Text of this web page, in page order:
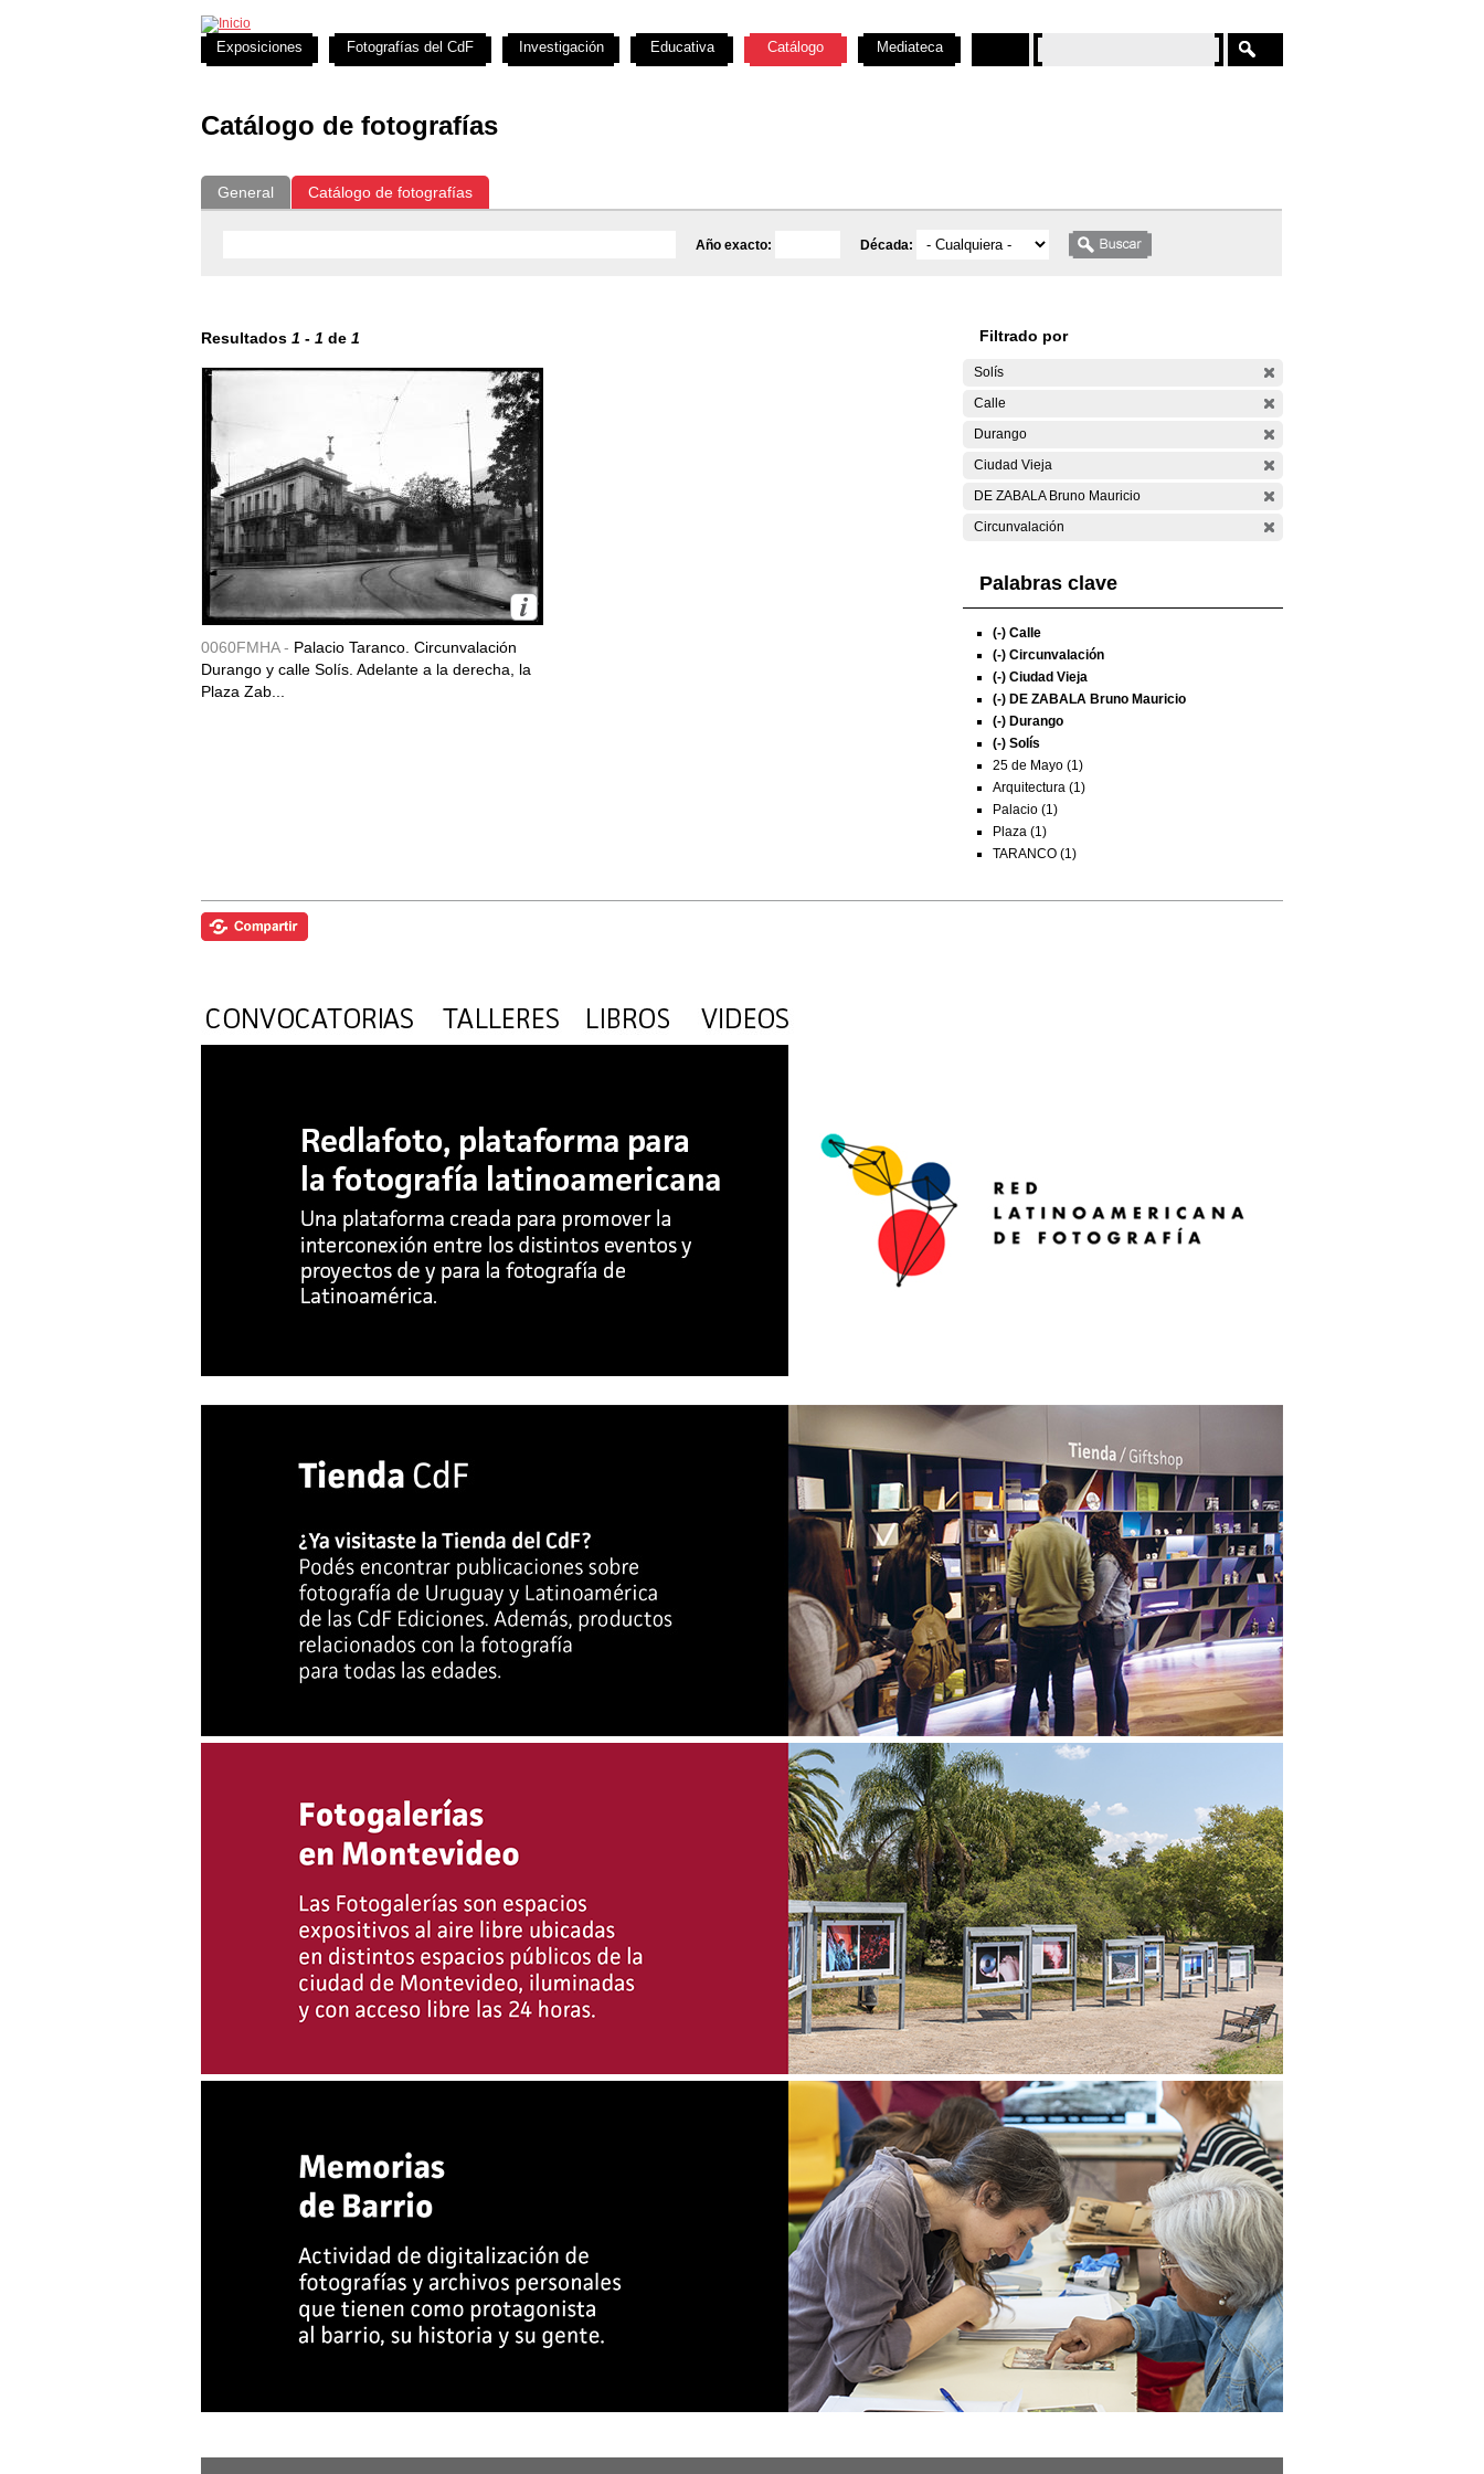
Catálogo de fotografías
General Catálogo de fotografías
Año exacto: Década:
Resultados 1 - 1 de 1
0060FMHA - Palacio Taranco. Circunvalación
Durango y calle Solís. Adelante a la derecha, la
Plaza Zab...
Filtrado por
Solís
Calle
Durango
Ciudad Vieja
DE ZABALA Bruno Mauricio
Circunvalación
Palabras clave
(-) Calle
(-) Circunvalación
(-) Ciudad Vieja
(-) DE ZABALA Bruno Mauricio
(-) Durango
(-) Solís
25 de Mayo (1)
Arquitectura (1)
Palacio (1)
Plaza (1)
TARANCO (1)
Exposiciones Fotografías del CdF Investigación Educativa Catálogo Mediateca